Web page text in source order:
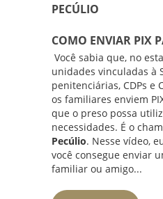
PECÚLIO
COMO ENVIAR PIX
Você sabia que, no
unidades vinculadas à
penitenciárias, CDPs e
os familiares enviem
que o preso possa
necessidades. É o
Pecúlio. Nesse vídeo,
você consegue enviar
familiar ou amigo...